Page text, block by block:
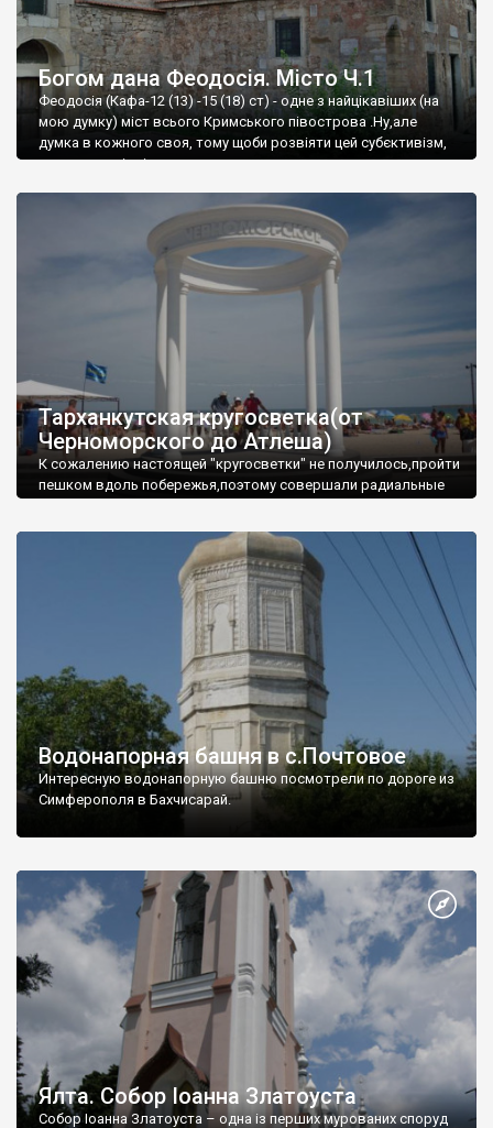
Богом дана Феодосія. Місто Ч.1
Феодосія (Кафа-12 (13) -15 (18) ст) - одне з найцікавіших (на
мою думку) міст всього Кримського півострова .Ну,але
думка в кожного своя, тому щоби розвіяти цей субєктивізм,
запрошую відвідати це
Тарханкутская кругосветка(от
Черноморского до Атлеша)
К сожалению настоящей "кругосветки" не получилось,пройти
пешком вдоль побережья,поэтому совершали радиальные
Водонапорная башня в с.Почтовое
Интересную водонапорную башню посмотрели по дороге из
Симферополя в Бахчисарай.
Ялта. Собор Іоанна Златоуста
Собор Іоанна Златоуста – одна із перших мурованих споруд